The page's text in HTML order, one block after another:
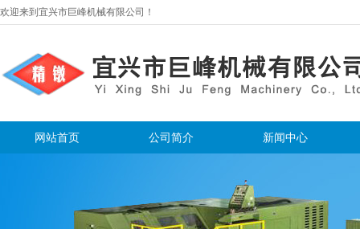
欢迎来到宜兴市巨峰机械有限公司！
网站首页 公司简介 新闻中心